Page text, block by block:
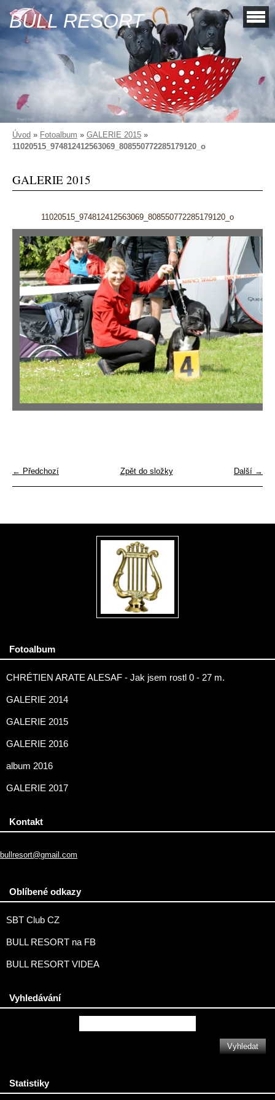
BULL RESORT
Úvod » Fotoalbum » GALERIE 2015 »
11020515_974812412563069_808550772285179120_o
GALERIE 2015
11020515_974812412563069_808550772285179120_o
← Předchozí Další →
Zpět do složky
Fotoalbum
CHRÉTIEN ARATE ALESAF - Jak jsem rostl 0 - 27 m.
GALERIE 2014
GALERIE 2015
GALERIE 2016
album 2016
GALERIE 2017
Kontakt
bullresort@gmail.com
Oblíbené odkazy
SBT Club CZ
BULL RESORT na FB
BULL RESORT VIDEA
Vyhledávání
Statistiky